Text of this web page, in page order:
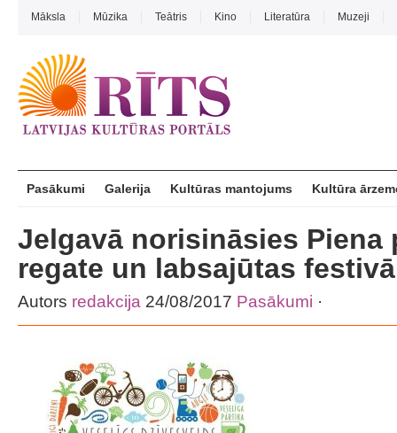
Māksla Mūzika Teātris Kino Literatūra Muzeji
Pasākumi Galerija Kultūras mantojums Kultūra
Jelgavā norisināsies Piena
regate un labsajūtas
Autors redakcija 24/08/2017 Pasākumi ·